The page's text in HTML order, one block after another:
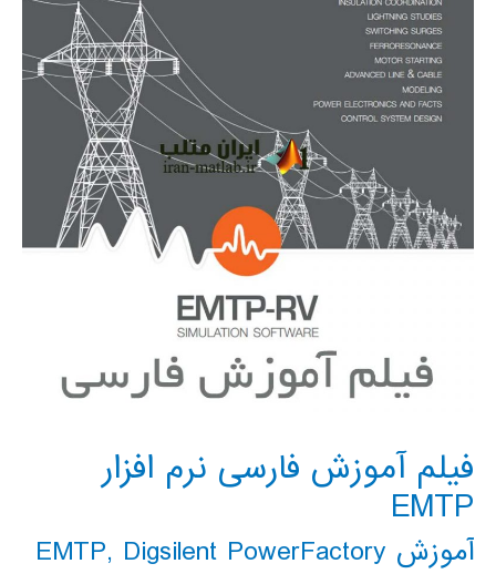
فیلم آموزش فارسی نرم افزار
EMTP
آموزش EMTP , Digsilent PowerFactory